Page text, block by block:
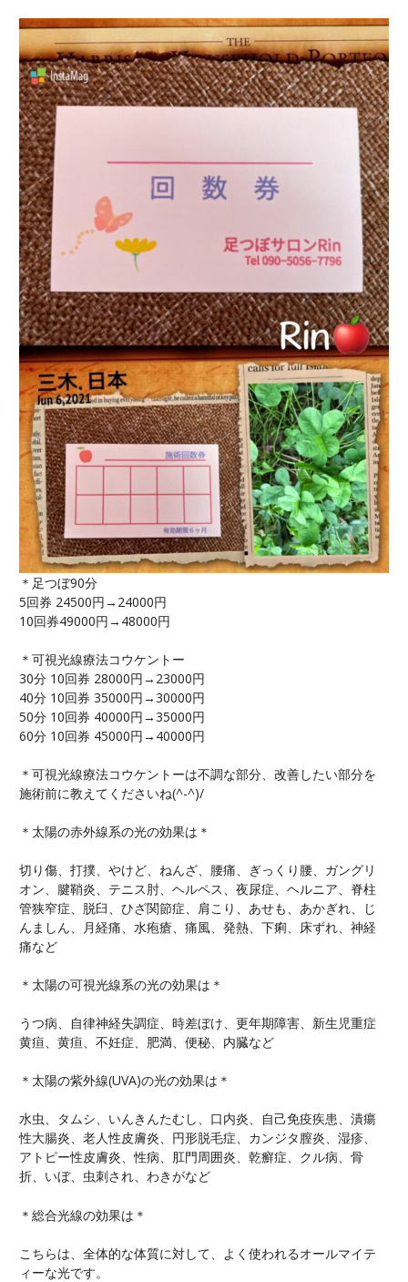
＊足つぼ90分
5回券 24500円→24000円
10回券49000円→48000円
＊可視光線療法コウケントー
30分 10回券 28000円→23000円
40分 10回券 35000円→30000円
50分 10回券 40000円→35000円
60分 10回券 45000円→40000円
＊可視光線療法コウケントーは不調な部分、改善したい部分を
施術前に教えてくださいね(^-^)/
＊太陽の赤外線系の光の効果は＊
切り傷、打撲、やけど、ねんざ、腰痛、ぎっくり腰、ガングリ
オン、腱鞘炎、テニス肘、ヘルペス、夜尿症、ヘルニア、脊柱
管狭窄症、脱臼、ひざ関節症、肩こり、あせも、あかぎれ、じ
んましん、月経痛、水疱瘡、痛風、発熱、下痢、床ずれ、神経
痛など
＊太陽の可視光線系の光の効果は＊
うつ病、自律神経失調症、時差ぼけ、更年期障害、新生児重症
黄疸、黄疸、不妊症、肥満、便秘、内臓など
＊太陽の紫外線(UVA)の光の効果は＊
水虫、タムシ、いんきんたむし、口内炎、自己免疫疾患、潰瘍
性大腸炎、老人性皮膚炎、円形脱毛症、カンジタ膣炎、湿疹、
アトピー性皮膚炎、性病、肛門周囲炎、乾癬症、クル病、骨
折、いぼ、虫刺され、わきがなど
＊総合光線の効果は＊
こちらは、全体的な体質に対して、よく使われるオールマイテ
ィーな光です。